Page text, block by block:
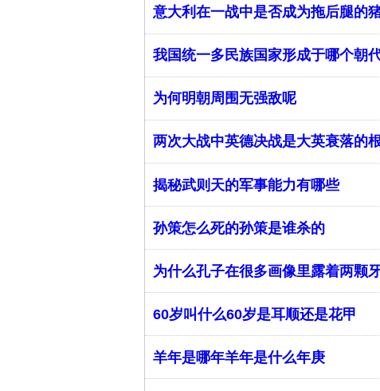
意大利在一战中是否成为拖后腿的
我国统一多民族国家形成于哪个朝
为何明朝周围无强敌呢
两次大战中英德决战是大英衰落的
揭秘武则天的军事能力有哪些
孙策怎么死的孙策是谁杀的
为什么孔子在很多画像里露着两颗
​60岁叫什么60岁是耳顺还是花甲
羊年是哪年羊年是什么年庚